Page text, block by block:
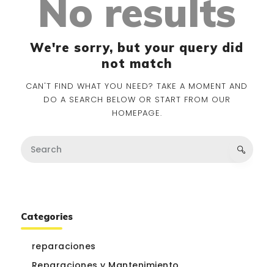
¿QUIÉNES SOMOS?
🔒 POLÍTICA DE
PRIVACIDAD
No results
We're sorry, but your query did
not match
CAN'T FIND WHAT YOU NEED? TAKE A MOMENT AND
DO A SEARCH BELOW OR START FROM OUR
HOMEPAGE.
Categories
reparaciones